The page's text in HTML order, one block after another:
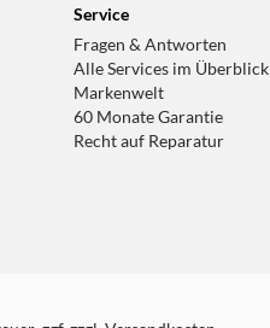
Service
Fragen & Antworten
Alle Services im Überblick
Markenwelt
60 Monate Garantie
Recht auf Reparatur